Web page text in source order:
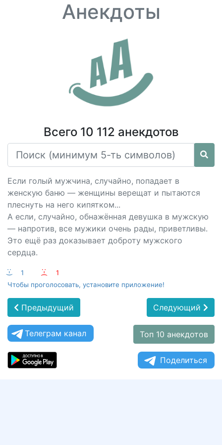
Анекдоты
Всего 10 112 анекдотов
Если голый мужчина, случайно, попадает в
женскую баню — женщины верещат и пытаются
плеснуть на него кипятком...
А если, случайно, обнажённая девушка в мужскую
— напротив, все мужики очень рады, приветливы.
Это ещё раз доказывает доброту мужского
сердца.
:-) 1 :-(
1
Чтобы проголосовать, установите приложение!
Предыдущий Следующий
Телеграм канал Топ 10 анекдотов
Поделиться